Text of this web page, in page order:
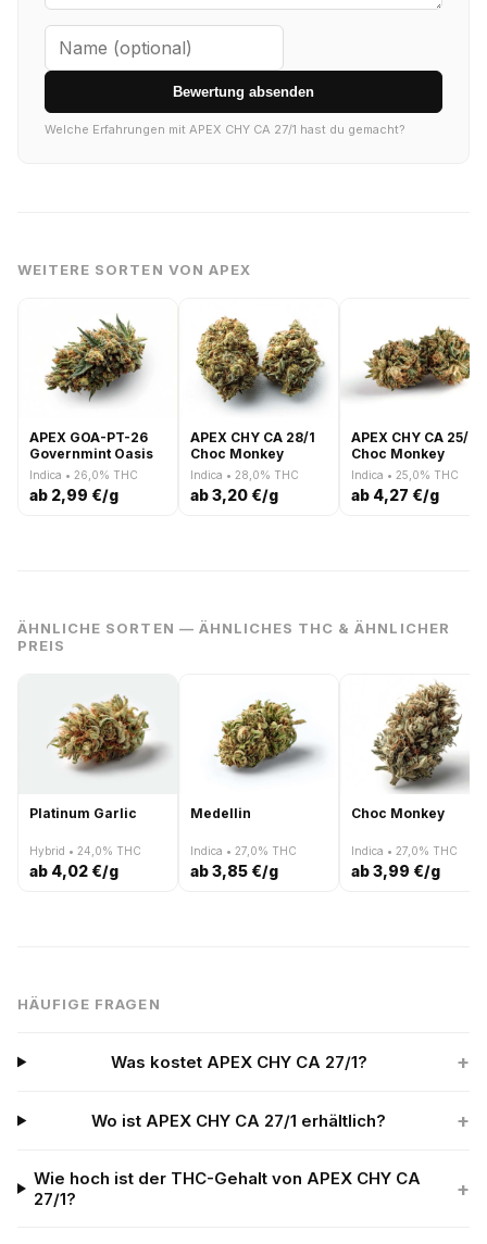
Bewertung absenden
Welche Erfahrungen mit APEX CHY CA 27/1 hast du gemacht?
WEITERE SORTEN VON APEX
APEX GOA-PT-26
Governmint Oasis
Indica • 26,0% THC
ab 2,99 €/g
APEX CHY CA 28/1
Choc Monkey
Indica • 28,0% THC
ab 3,20 €/g
APEX CHY CA 25/1
Choc Monkey
Indica • 25,0% THC
ab 4,27 €/g
ÄHNLICHE SORTEN — ÄHNLICHES THC & ÄHNLICHER
PREIS
Platinum Garlic
Hybrid • 24,0% THC
ab 4,02 €/g
Medellin
Indica • 27,0% THC
ab 3,85 €/g
Choc Monkey
Indica • 27,0% THC
ab 3,99 €/g
HÄUFIGE FRAGEN
Was kostet APEX CHY CA 27/1? +
Wo ist APEX CHY CA 27/1 erhältlich? +
Wie hoch ist der THC-Gehalt von APEX CHY CA
27/1?
+